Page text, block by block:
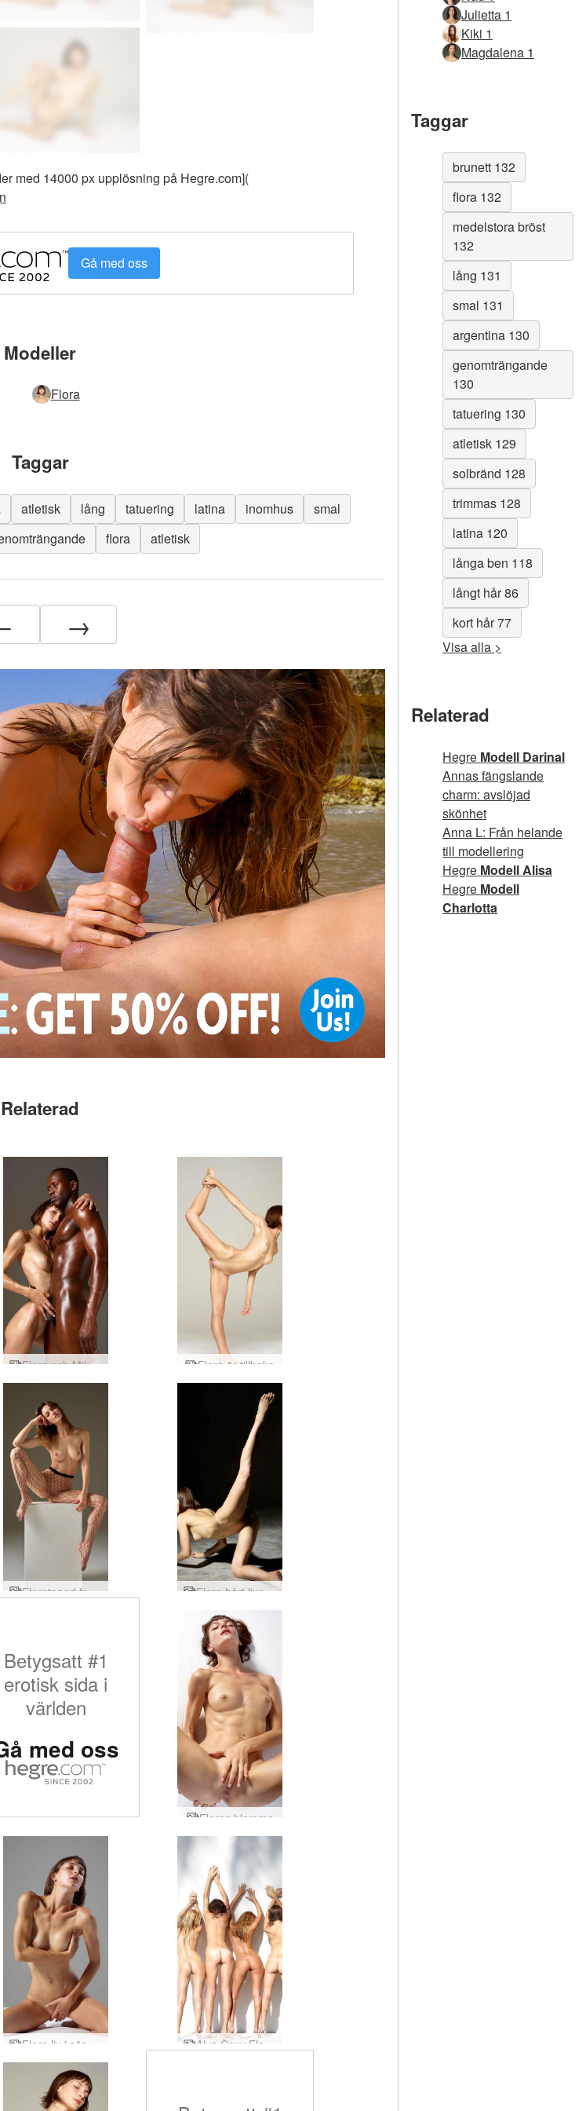
med 14000 px upplösning på Hegre.com](
Gå med oss
Modeller
Flora
Taggar
atletisk lång tatuering latina inomhus
smal
flora atletisk
→
Relaterad
Flora och Mike body fitness Flora är tillbaka
Floratonad frestare Flora hårt ljus del1
Betygsatt #1
erotisk sida i
världen
med oss
Floras blomma
Julietta 1
Kiki 1
Magdalena 1
Taggar
brunett 132
flora 132
medelstora bröst
132
lång 131
smal 131
argentina 130
genomträngande
130
tatuering 130
atletisk 129
solbränd 128
trimmas 128
latina 120
långa ben 118
långt hår 86
kort hår 77
Visa alla >
Relaterad
Hegre Modell Darinal
Annas fängslande
charm: avslöjad
skönhet
Anna L: Från helande
till modellering
Hegre Modell Alisa
Hegre Modell
Charlotta